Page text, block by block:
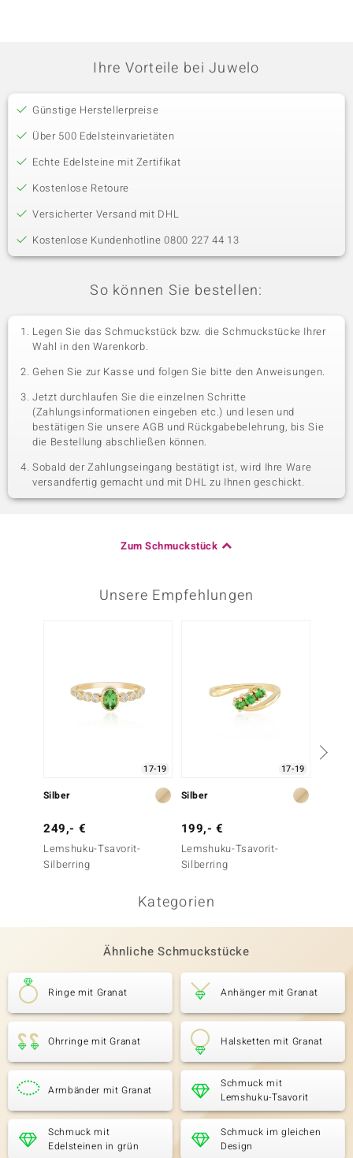
Ihre Vorteile bei Juwelo
Günstige Herstellerpreise
Über 500 Edelsteinvarietäten
Echte Edelsteine mit Zertifikat
Kostenlose Retoure
Versicherter Versand mit DHL
Kostenlose Kundenhotline 0800 227 44 13
So können Sie bestellen:
Legen Sie das Schmuckstück bzw. die Schmuckstücke Ihrer
Wahl in den Warenkorb.
Gehen Sie zur Kasse und folgen Sie bitte den Anweisungen.
Jetzt durchlaufen Sie die einzelnen Schritte
(Zahlungsinformationen eingeben etc.) und lesen und
bestätigen Sie unsere AGB und Rückgabebelehrung, bis Sie
die Bestellung abschließen können.
Sobald der Zahlungseingang bestätigt ist, wird Ihre Ware
versandfertig gemacht und mit DHL zu Ihnen geschickt.
Zum Schmuckstück
Unsere Empfehlungen
17-19
Silber
249,- €
Lemshuku-Tsavorit-
Silberring
17-19
Silber
199,- €
Lemshuku-Tsavorit-
Silberring
Kategorien
Ähnliche Schmuckstücke
Ringe mit Granat Anhänger mit Granat
Ohrringe mit Granat Halsketten mit Granat
Armbänder mit Granat
Schmuck mit
Lemshuku-Tsavorit
Schmuck mit
Edelsteinen in grün
Schmuck im gleichen
Design